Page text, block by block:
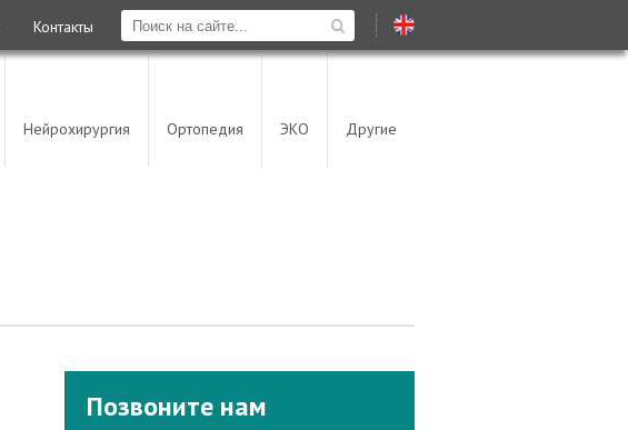
Контакты
Нейрохирургия Ортопедия ЭКО Другие
Позвоните нам